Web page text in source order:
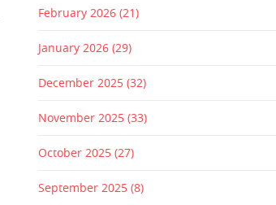
February 2026 (21)
January 2026 (29)
December 2025 (32)
November 2025 (33)
October 2025 (27)
September 2025 (8)